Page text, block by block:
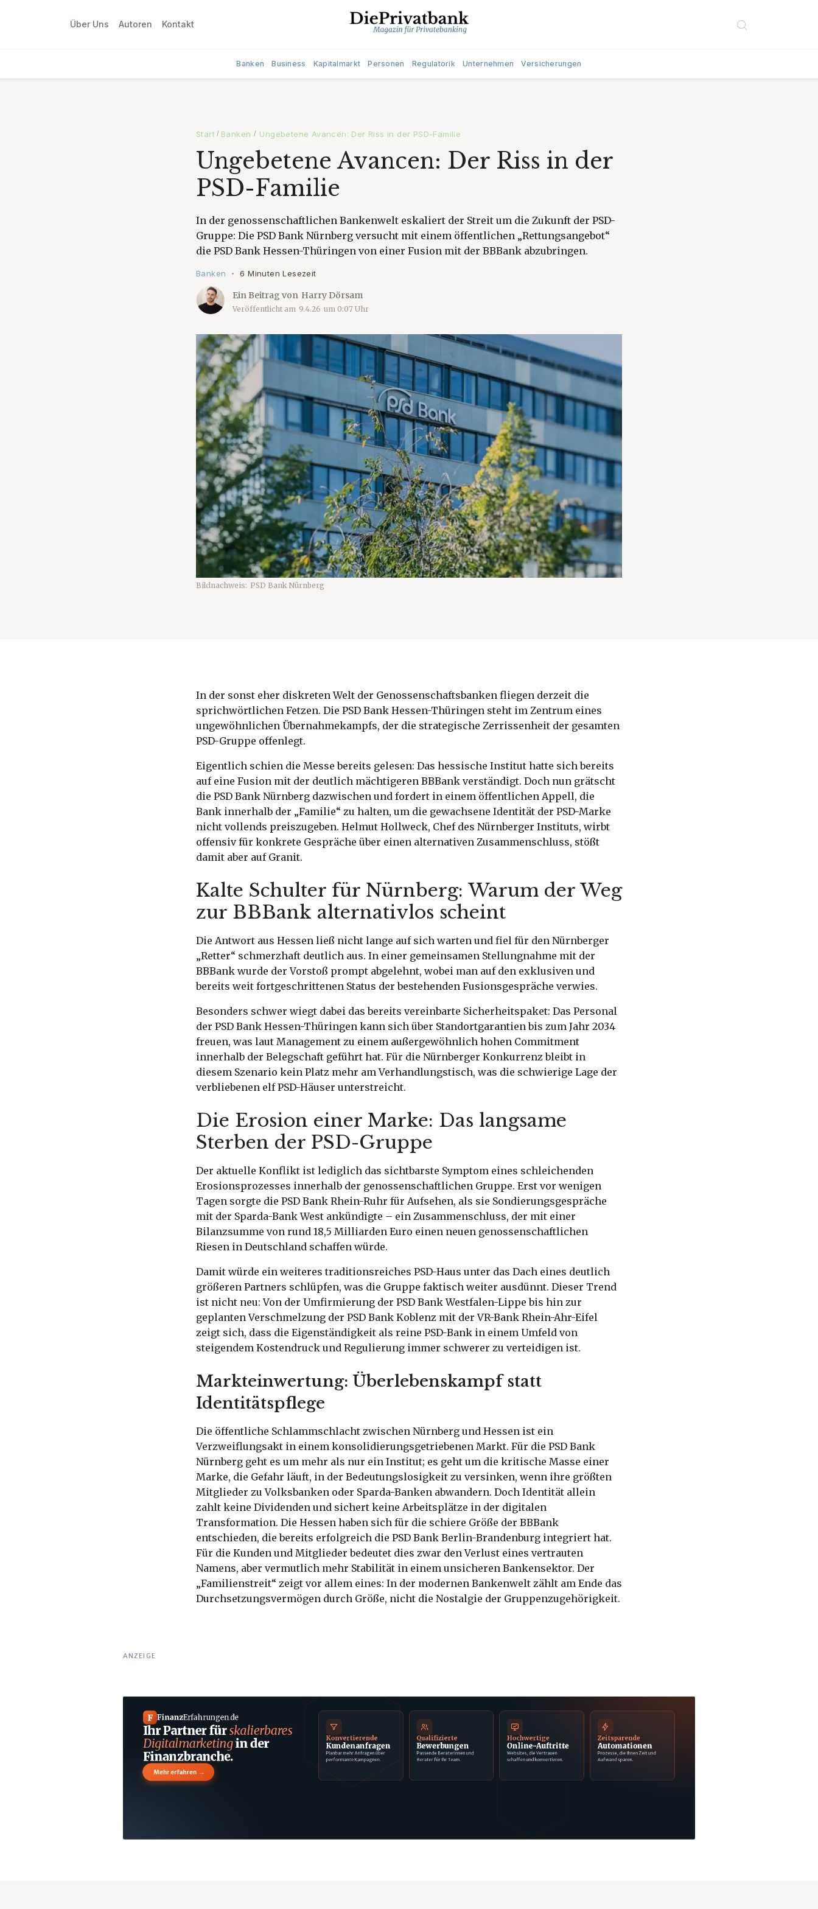
Über Uns Autoren Kontakt
Banken Business Kapitalmarkt Personen Regulatorik Unternehmen Versicherungen
Start / Banken / Ungebetene Avancen: Der Riss in der PSD-Familie
Ungebetene Avancen: Der Riss in der
PSD-Familie
In der genossenschaftlichen Bankenwelt eskaliert der Streit um die Zukunft der PSD-
Gruppe: Die PSD Bank Nürnberg versucht mit einem öffentlichen „Rettungsangebot“
die PSD Bank Hessen-Thüringen von einer Fusion mit der BBBank abzubringen.
Banken • 6 Minuten Lesezeit
Ein Beitrag von Harry Dörsam
Veröffentlicht am 9.4.26 um 0:07 Uhr
Bildnachweis: PSD Bank Nürnberg
In der sonst eher diskreten Welt der Genossenschaftsbanken fliegen derzeit die
sprichwörtlichen Fetzen. Die PSD Bank Hessen-Thüringen steht im Zentrum eines
ungewöhnlichen Übernahmekampfs, der die strategische Zerrissenheit der gesamten
PSD-Gruppe offenlegt.
Eigentlich schien die Messe bereits gelesen: Das hessische Institut hatte sich bereits
auf eine Fusion mit der deutlich mächtigeren BBBank verständigt. Doch nun grätscht
die PSD Bank Nürnberg dazwischen und fordert in einem öffentlichen Appell, die
Bank innerhalb der „Familie“ zu halten, um die gewachsene Identität der PSD-Marke
nicht vollends preiszugeben. Helmut Hollweck, Chef des Nürnberger Instituts, wirbt
offensiv für konkrete Gespräche über einen alternativen Zusammenschluss, stößt
damit aber auf Granit.
Kalte Schulter für Nürnberg: Warum der Weg
zur BBBank alternativlos scheint
Die Antwort aus Hessen ließ nicht lange auf sich warten und fiel für den Nürnberger
„Retter“ schmerzhaft deutlich aus. In einer gemeinsamen Stellungnahme mit der
BBBank wurde der Vorstoß prompt abgelehnt, wobei man auf den exklusiven und
bereits weit fortgeschrittenen Status der bestehenden Fusionsgespräche verwies.
Besonders schwer wiegt dabei das bereits vereinbarte Sicherheitspaket: Das Personal
der PSD Bank Hessen-Thüringen kann sich über Standortgarantien bis zum Jahr 2034
freuen, was laut Management zu einem außergewöhnlich hohen Commitment
innerhalb der Belegschaft geführt hat. Für die Nürnberger Konkurrenz bleibt in
diesem Szenario kein Platz mehr am Verhandlungstisch, was die schwierige Lage der
verbliebenen elf PSD-Häuser unterstreicht.
Die Erosion einer Marke: Das langsame
Sterben der PSD-Gruppe
Der aktuelle Konflikt ist lediglich das sichtbarste Symptom eines schleichenden
Erosionsprozesses innerhalb der genossenschaftlichen Gruppe. Erst vor wenigen
Tagen sorgte die PSD Bank Rhein-Ruhr für Aufsehen, als sie Sondierungsgespräche
mit der Sparda-Bank West ankündigte – ein Zusammenschluss, der mit einer
Bilanzsumme von rund 18,5 Milliarden Euro einen neuen genossenschaftlichen
Riesen in Deutschland schaffen würde.
Damit würde ein weiteres traditionsreiches PSD-Haus unter das Dach eines deutlich
größeren Partners schlüpfen, was die Gruppe faktisch weiter ausdünnt. Dieser Trend
ist nicht neu: Von der Umfirmierung der PSD Bank Westfalen-Lippe bis hin zur
geplanten Verschmelzung der PSD Bank Koblenz mit der VR-Bank Rhein-Ahr-Eifel
zeigt sich, dass die Eigenständigkeit als reine PSD-Bank in einem Umfeld von
steigendem Kostendruck und Regulierung immer schwerer zu verteidigen ist.
Markteinwertung: Überlebenskampf statt
Identitätspflege
Die öffentliche Schlammschlacht zwischen Nürnberg und Hessen ist ein
Verzweiflungsakt in einem konsolidierungsgetriebenen Markt. Für die PSD Bank
Nürnberg geht es um mehr als nur ein Institut; es geht um die kritische Masse einer
Marke, die Gefahr läuft, in der Bedeutungslosigkeit zu versinken, wenn ihre größten
Mitglieder zu Volksbanken oder Sparda-Banken abwandern. Doch Identität allein
zahlt keine Dividenden und sichert keine Arbeitsplätze in der digitalen
Transformation. Die Hessen haben sich für die schiere Größe der BBBank
entschieden, die bereits erfolgreich die PSD Bank Berlin-Brandenburg integriert hat.
Für die Kunden und Mitglieder bedeutet dies zwar den Verlust eines vertrauten
Namens, aber vermutlich mehr Stabilität in einem unsicheren Bankensektor. Der
„Familienstreit“ zeigt vor allem eines: In der modernen Bankenwelt zählt am Ende das
Durchsetzungsvermögen durch Größe, nicht die Nostalgie der Gruppenzugehörigkeit.
ANZEIGE
F FinanzErfahrungen.de
Ihr Partner fürskalierbares
Digitalmarketingin der
Finanzbranche.
Mehr erfahren →
Konvertierende
Kundenanfragen
Planbar mehr Anfragen über
performante Kampagnen.
Qualifizierte
Bewerbungen
Passende Beraterinnen und
Berater für Ihr Team.
Hochwertige
Online-Auftritte
Websites, die Vertrauen
schaffen und konvertieren.
Zeitsparende
Automationen
Prozesse, die Ihnen Zeit und
Aufwand sparen.